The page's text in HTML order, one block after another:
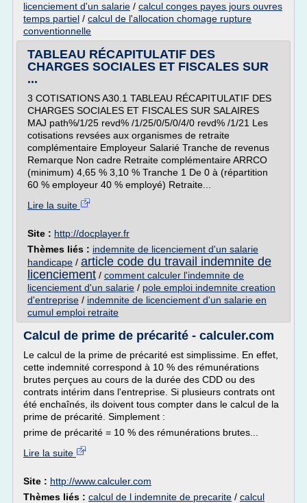
licenciement d'un salarie / calcul conges payes jours ouvres
temps partiel / calcul de l'allocation chomage rupture
conventionnelle
TABLEAU RÉCAPITULATIF DES
CHARGES SOCIALES ET FISCALES SUR
...
3 COTISATIONS A30.1 TABLEAU RÉCAPITULATIF DES
CHARGES SOCIALES ET FISCALES SUR SALAIRES
MAJ path%/1/25 revd% /1/25/0/5/0/4/0 revd% /1/21 Les
cotisations revsées aux organismes de retraite
complémentaire Employeur Salarié Tranche de revenus
Remarque Non cadre Retraite complémentaire ARRCO
(minimum) 4,65 % 3,10 % Tranche 1 De 0 à (répartition
60 % employeur 40 % employé) Retraite...
Lire la suite
Site : http://docplayer.fr
Thèmes liés : indemnite de licenciement d'un salarie
handicape / article code du travail indemnite de
licenciement / comment calculer l'indemnite de
licenciement d'un salarie / pole emploi indemnite creation
d'entreprise / indemnite de licenciement d'un salarie en
cumul emploi retraite
Calcul de prime de précarité - calculer.com
Le calcul de la prime de précarité est simplissime. En effet,
cette indemnité correspond à 10 % des rémunérations
brutes perçues au cours de la durée des CDD ou des
contrats intérim dans l'entreprise. Si plusieurs contrats ont
été enchaînés, ils doivent tous compter dans le calcul de la
prime de précarité. Simplement :
prime de précarité = 10 % des rémunérations brutes...
Lire la suite
Site : http://www.calculer.com
Thèmes liés : calcul de l indemnite de precarite / calcul